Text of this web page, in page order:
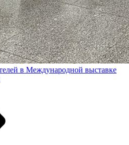
в Международной выставке